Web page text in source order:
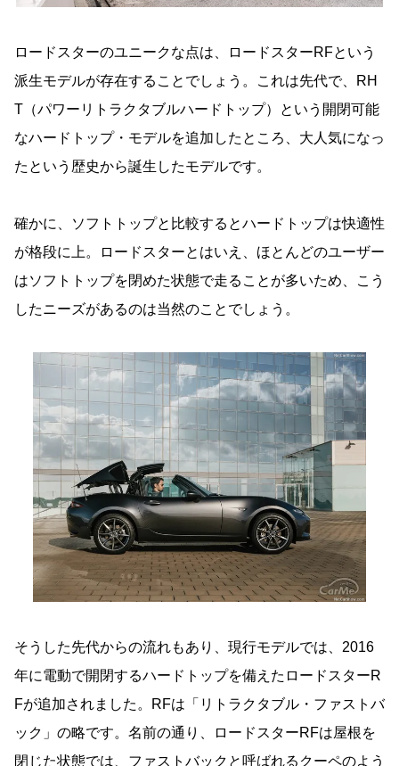
ロードスターのユニークな点は、ロードスターRFという
派生モデルが存在することでしょう。これは先代で、RH
T（パワーリトラクタブルハードトップ）という開閉可能
なハードトップ・モデルを追加したところ、大人気になっ
たという歴史から誕生したモデルです。
確かに、ソフトトップと比較するとハードトップは快適性
が格段に上。ロードスターとはいえ、ほとんどのユーザー
はソフトトップを閉めた状態で走ることが多いため、こう
したニーズがあるのは当然のことでしょう。
そうした先代からの流れもあり、現行モデルでは、2016
年に電動で開閉するハードトップを備えたロードスターR
Fが追加されました。RFは「リトラクタブル・ファストバ
ック」の略です。名前の通り、ロードスターRFは屋根を
閉じた状態では、ファストバックと呼ばれるクーペのよう